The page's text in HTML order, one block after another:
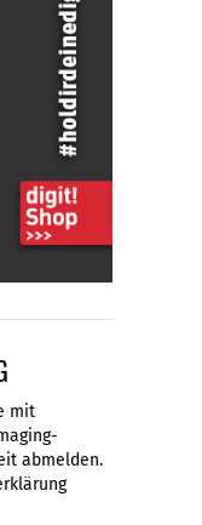
mit
abmelden.